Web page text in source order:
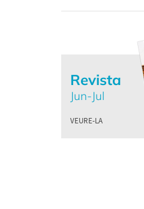
Revista
Jun-Jul
VEURE-LA